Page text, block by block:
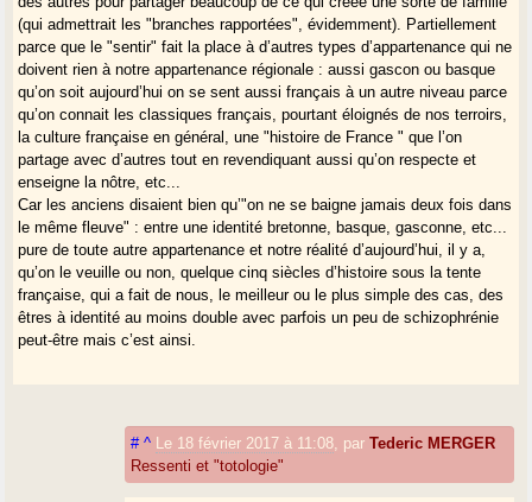
(qui admettrait les "branches rapportées", évidemment). Partiellement
parce que le "sentir" fait la place à d’autres types d’appartenance qui ne
doivent rien à notre appartenance régionale : aussi gascon ou basque
qu’on soit aujourd’hui on se sent aussi français à un autre niveau parce
qu’on connait les classiques français, pourtant éloignés de nos terroirs,
la culture française en général, une "histoire de France " que l’on
partage avec d’autres tout en revendiquant aussi qu’on respecte et
enseigne la nôtre, etc...
Car les anciens disaient bien qu’"on ne se baigne jamais deux fois dans
le même fleuve" : entre une identité bretonne, basque, gasconne, etc...
pure de toute autre appartenance et notre réalité d’aujourd’hui, il y a,
qu’on le veuille ou non, quelque cinq siècles d’histoire sous la tente
française, qui a fait de nous, le meilleur ou le plus simple des cas, des
êtres à identité au moins double avec parfois un peu de schizophrénie
peut-être mais c’est ainsi.
# ^ Le 18 février 2017 à 11:08 parTederic MERGER
Ressenti et "totologie"